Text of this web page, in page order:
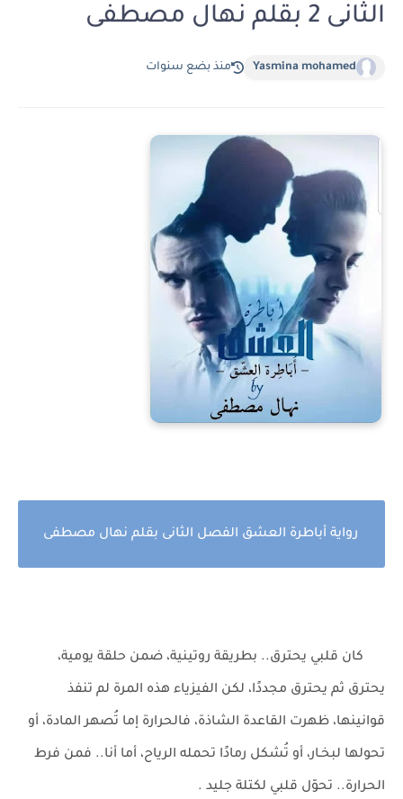
الثانى 2 بقلم نهال مصطفى
Yasmina mohamed منذ بضع سنوات
رواية أباطرة العشق الفصل الثانى بقلم نهال مصطفى
كان قلبي يحترق.. بطريقة روتينية، ضمن حلقة يومية،
يحترق ثم يحترق مجددًا، لكن الفيزياء هذه المرة لم تنفذ
قوانينها، ظهرت القاعدة الشاذة، فالحرارة إما تُصهر المادة، أو
تحولها لبخـار، أو تُشكل رمادًا تحمله الرياح، أما أنا.. فمن فرط
الحرارة.. تحوّل قلبي لكتلة جليد .